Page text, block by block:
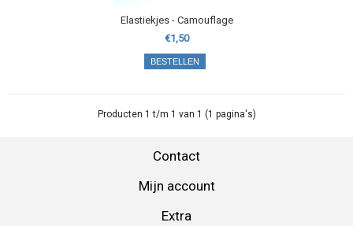
Elastiekjes - Camouflage
€1,50
Producten 1 t/m 1 van 1 (1 pagina's)
Contact
Mijn account
Extra